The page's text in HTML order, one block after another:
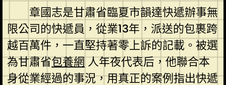
章國志是甘肅省臨夏市韻達快遞辦事無
限公司的快遞員，從業13年，派送的包裹跨
越百萬件，一直堅持著零上訴的記載。被選
為甘肅省包養網人年夜代表后，他聯合本
身從業經過的事況，用真正的案例指出快遞